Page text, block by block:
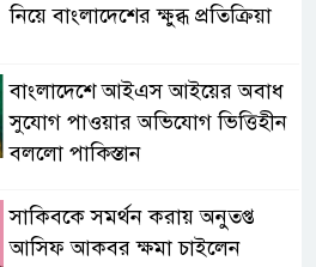
নিয়ে বাংলাদেশের ক্ষুব্ধ প্রতিক্রিয়া
বাংলাদেশে আইএস আইয়ের অবাধ
সুযোগ পাওয়ার অভিযোগ ভিত্তিহীন
বললো পাকিস্তান
সাকিবকে সমর্থন করায় অনুতপ্ত
আসিফ আকবর ক্ষমা চাইলেন